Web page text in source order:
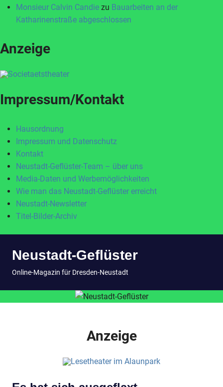
Monsieur Calvin Candie zu Bauarbeiten an der
Katharinenstraße abgeschlossen
Anzeige
Impressum/Kontakt
Hausordnung
Impressum und Datenschutz
Kontakt
Neustadt-Geflüster-Team – über uns
Media-Daten und Werbemöglichkeiten
Wie man das Neustadt-Geflüster erreicht
Neustadt-Newsletter
Titel-Bilder-Archiv
InhaltNeustadt-Geflüster
Online-Magazin für Dresden-Neustadt
Anzeige